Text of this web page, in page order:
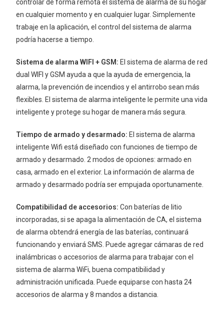
controlar de forma remota el sistema de alarma de su hogar
en cualquier momento y en cualquier lugar. Simplemente
trabaje en la aplicación, el control del sistema de alarma
podría hacerse a tiempo.
Sistema de alarma WIFI + GSM: El sistema de alarma de red
dual WIFI y GSM ayuda a que la ayuda de emergencia, la
alarma, la prevención de incendios y el antirrobo sean más
flexibles. El sistema de alarma inteligente le permite una vida
inteligente y protege su hogar de manera más segura.
Tiempo de armado y desarmado: El sistema de alarma
inteligente Wifi está diseñado con funciones de tiempo de
armado y desarmado. 2 modos de opciones: armado en
casa, armado en el exterior. La información de alarma de
armado y desarmado podría ser empujada oportunamente.
Compatibilidad de accesorios: Con baterías de litio
incorporadas, si se apaga la alimentación de CA, el sistema
de alarma obtendrá energía de las baterías, continuará
funcionando y enviará SMS. Puede agregar cámaras de red
inalámbricas o accesorios de alarma para trabajar con el
sistema de alarma WiFi, buena compatibilidad y
administración unificada. Puede equiparse con hasta 24
accesorios de alarma y 8 mandos a distancia.